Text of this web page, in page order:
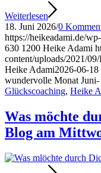
Weiterlesen
18. Juni 2026/0
https://heikeadami.de/
630 1200 Heike Adami
content/uploads/2021/
Heike Adami2026-06-
wundervolle Monat
Glückscoaching, Heike
Was möchte
Blog am